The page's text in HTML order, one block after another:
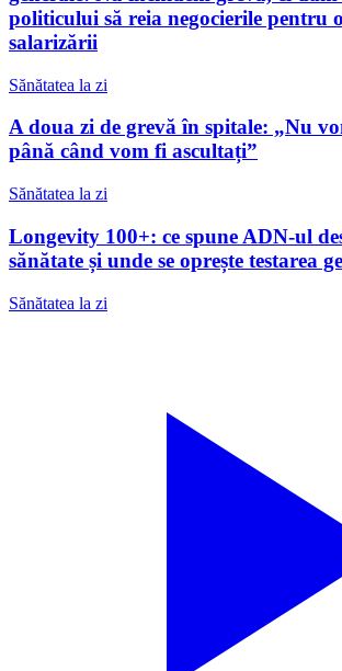
politicului să reia negocierile pentru
salarizării
Sănătatea la zi
A doua zi de grevă în spitale: „Nu
până când vom fi ascultați”
Sănătatea la zi
Longevity 100+: ce spune ADN-ul
sănătate și unde se oprește testarea
Sănătatea la zi